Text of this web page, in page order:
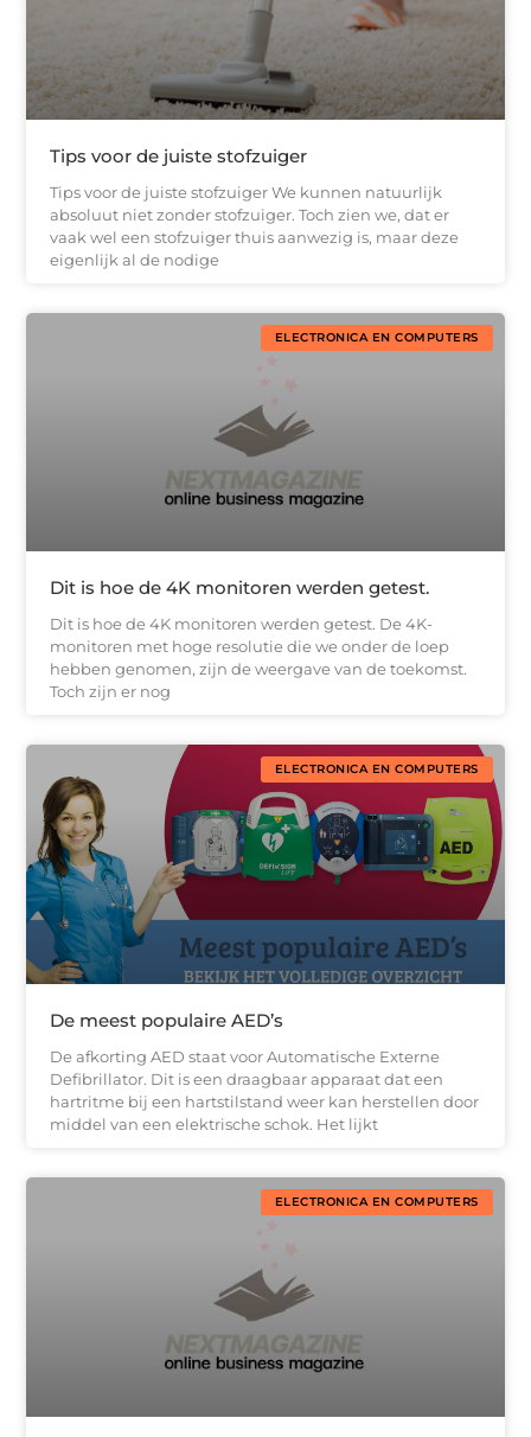
Tips voor de juiste stofzuiger
Tips voor de juiste stofzuiger We kunnen natuurlijk
absoluut niet zonder stofzuiger. Toch zien we, dat er
vaak wel een stofzuiger thuis aanwezig is, maar deze
eigenlijk al de nodige
ELECTRONICA EN COMPUTERS
Dit is hoe de 4K monitoren werden getest.
Dit is hoe de 4K monitoren werden getest. De 4K-
monitoren met hoge resolutie die we onder de loep
hebben genomen, zijn de weergave van de toekomst.
Toch zijn er nog
ELECTRONICA EN COMPUTERS
De meest populaire AED’s
De afkorting AED staat voor Automatische Externe
Defibrillator. Dit is een draagbaar apparaat dat een
hartritme bij een hartstilstand weer kan herstellen door
middel van een elektrische schok. Het lijkt
ELECTRONICA EN COMPUTERS